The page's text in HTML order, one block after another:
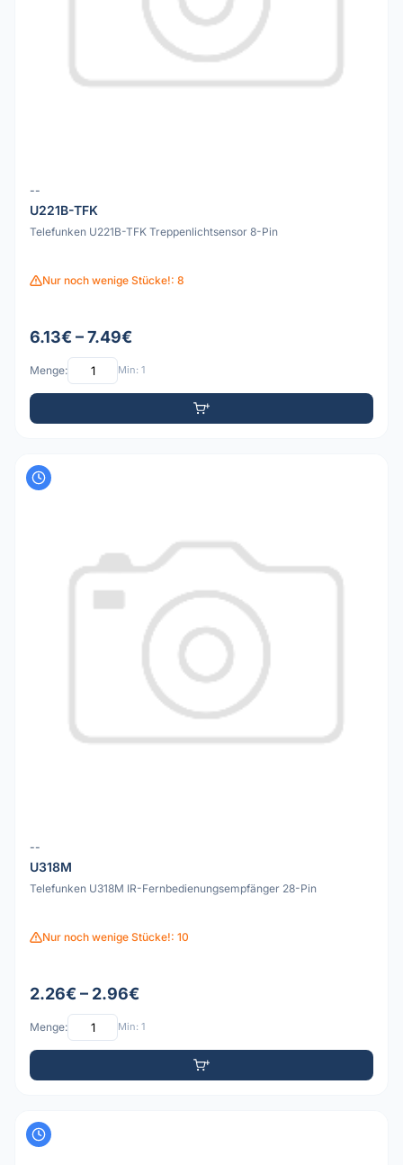
--
U221B-TFK
Telefunken U221B-TFK Treppenlichtsensor 8-Pin
Nur noch wenige Stücke!: 8
6.13€ – 7.49€
Menge: Min: 1
--
U318M
Telefunken U318M IR-Fernbedienungsempfänger 28-Pin
Nur noch wenige Stücke!: 10
2.26€ – 2.96€
Menge: Min: 1